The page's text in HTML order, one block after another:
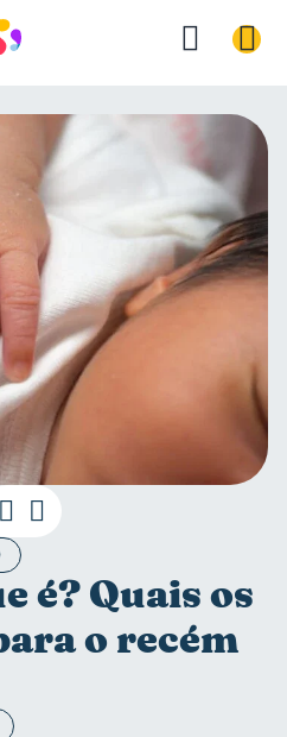
é? Quais os
o recém